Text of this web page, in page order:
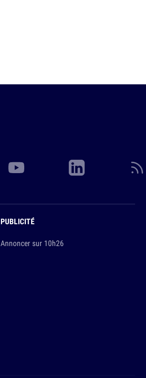
PUBLICITÉ
Annoncer sur 10h26